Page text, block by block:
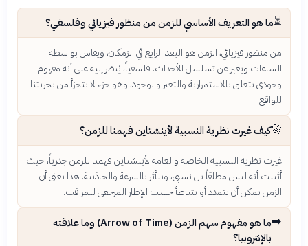
⏳ما هو التعريف الأساسي للزمن من منظور فيزيائي وفلسفي؟
من منظور فيزيائي، الزمن هو البعد الرابع في الزمكان، ويقاس بواسطة
الساعات ويعبر عن تسلسل الأحداث. فلسفياً، يُنظر إليه على أنه مفهوم
وجودي يتعلق بالاستمرارية والتغير والوجود، وهو جزء لا يتجزأ من تجربتنا
للواقع.
🚀كيف غيرت نظرية النسبية لأينشتاين فهمنا للزمن؟
غيرت نظرية النسبية الخاصة والعامة لأينشتاين فهمنا للزمن جذرياً، حيث
أثبتت أنه ليس مطلقاً بل نسبي، ويتأثر بالسرعة والجاذبية. هذا يعني أن
الزمن يمكن أن يتمدد أو يتباطأ حسب الإطار المرجعي للمراقب.
➡️
ما هو مفهوم سهم الزمن (Arrow of Time) وما علاقته
بالإنتروبيا؟